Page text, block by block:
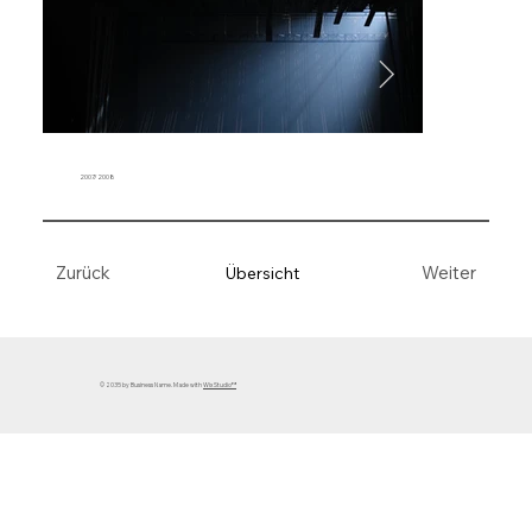
2007/2008
Weiter
Zurück Übersicht
© 2035 by Business Name. Made withWix Studio™